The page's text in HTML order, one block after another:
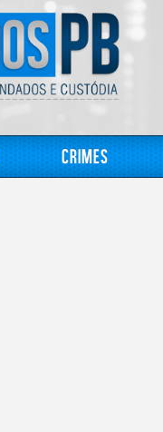
Crimes